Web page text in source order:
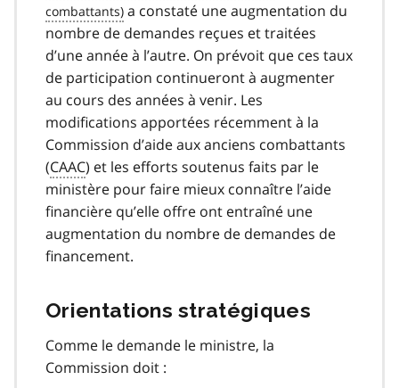
a constaté une augmentation du
nombre de demandes reçues et traitées
d’une année à l’autre. On prévoit que ces taux
de participation continueront à augmenter
au cours des années à venir. Les
modifications apportées récemment à la
Commission d’aide aux anciens combattants
(CAAC) et les efforts soutenus faits par le
ministère pour faire mieux connaître l’aide
financière qu’elle offre ont entraîné une
augmentation du nombre de demandes de
financement.
Orientations stratégiques
Comme le demande le ministre, la
Commission doit :